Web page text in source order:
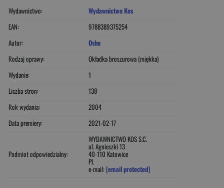
Wydawnictwo:
Wydawnictwo Kos
EAN:
9788389375254
Autor:
Osho
Rodzaj oprawy:
Okładka broszurowa (miękka)
Wydanie:
1
Liczba stron:
138
Rok wydania:
2004
Data premiery:
2021-02-17
Podmiot odpowiedzialny:
WYDAWNICTWO KOS S.C.
ul. Agnieszki 13
40-110 Katowice
PL
e-mail: [email protected]